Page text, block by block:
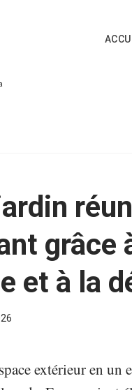
grâce
et à la
extérieur en un